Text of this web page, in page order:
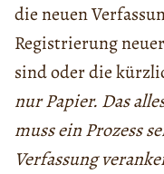
die neuen
Registrierung
sind oder die
nur Papier. Das
muss ein Prozess
Verfassung